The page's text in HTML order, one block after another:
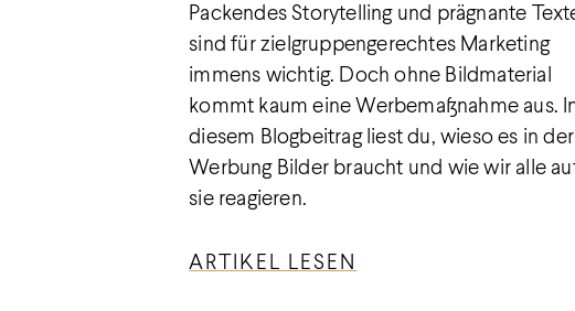
Packendes Storytelling und prägnante
sind für zielgruppengerechtes Marketing
immens wichtig. Doch ohne Bildmaterial
kommt kaum eine Werbemaßnahme aus.
diesem Blogbeitrag liest du, wieso es in der
Werbung Bilder braucht und wie wir alle
sie reagieren.
ARTIKEL LESEN